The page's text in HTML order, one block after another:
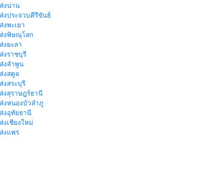
งน่าน
งประจวบคีรีขันธ์
งพะเยา
งพิษณุโลก
งยะลา
งราชบุรี
งลำพูน
งสตูล
งสระบุรี
งสุราษฎร์ธานี
งหนองบัวลำภู
งอุทัยธานี
งเชียงใหม่
งแพร่